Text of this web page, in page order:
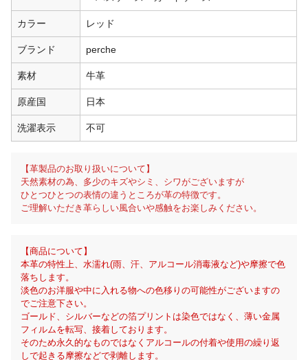
カラー レッド
ブランド perche
素材 牛革
原産国 日本
洗濯表示 不可
【革製品のお取り扱いについて】
天然素材の為、多少のキズやシミ、シワがございますが
ひとつひとつの表情の違うところが革の特徴です。
ご理解いただき革らしい風合いや感触をお楽しみください。
【商品について】
本革の特性上、水濡れ(雨、汗、アルコール消毒液など)や摩擦で色
落ちします。
淡色のお洋服や中に入れる物への色移りの可能性がございますの
でご注意下さい。
ゴールド、シルバーなどの箔プリントは染色ではなく、薄い金属
フィルムを転写、接着しております。
そのため永久的なものではなくアルコールの付着や使用の繰り返
しで起きる摩擦などで剥離します。